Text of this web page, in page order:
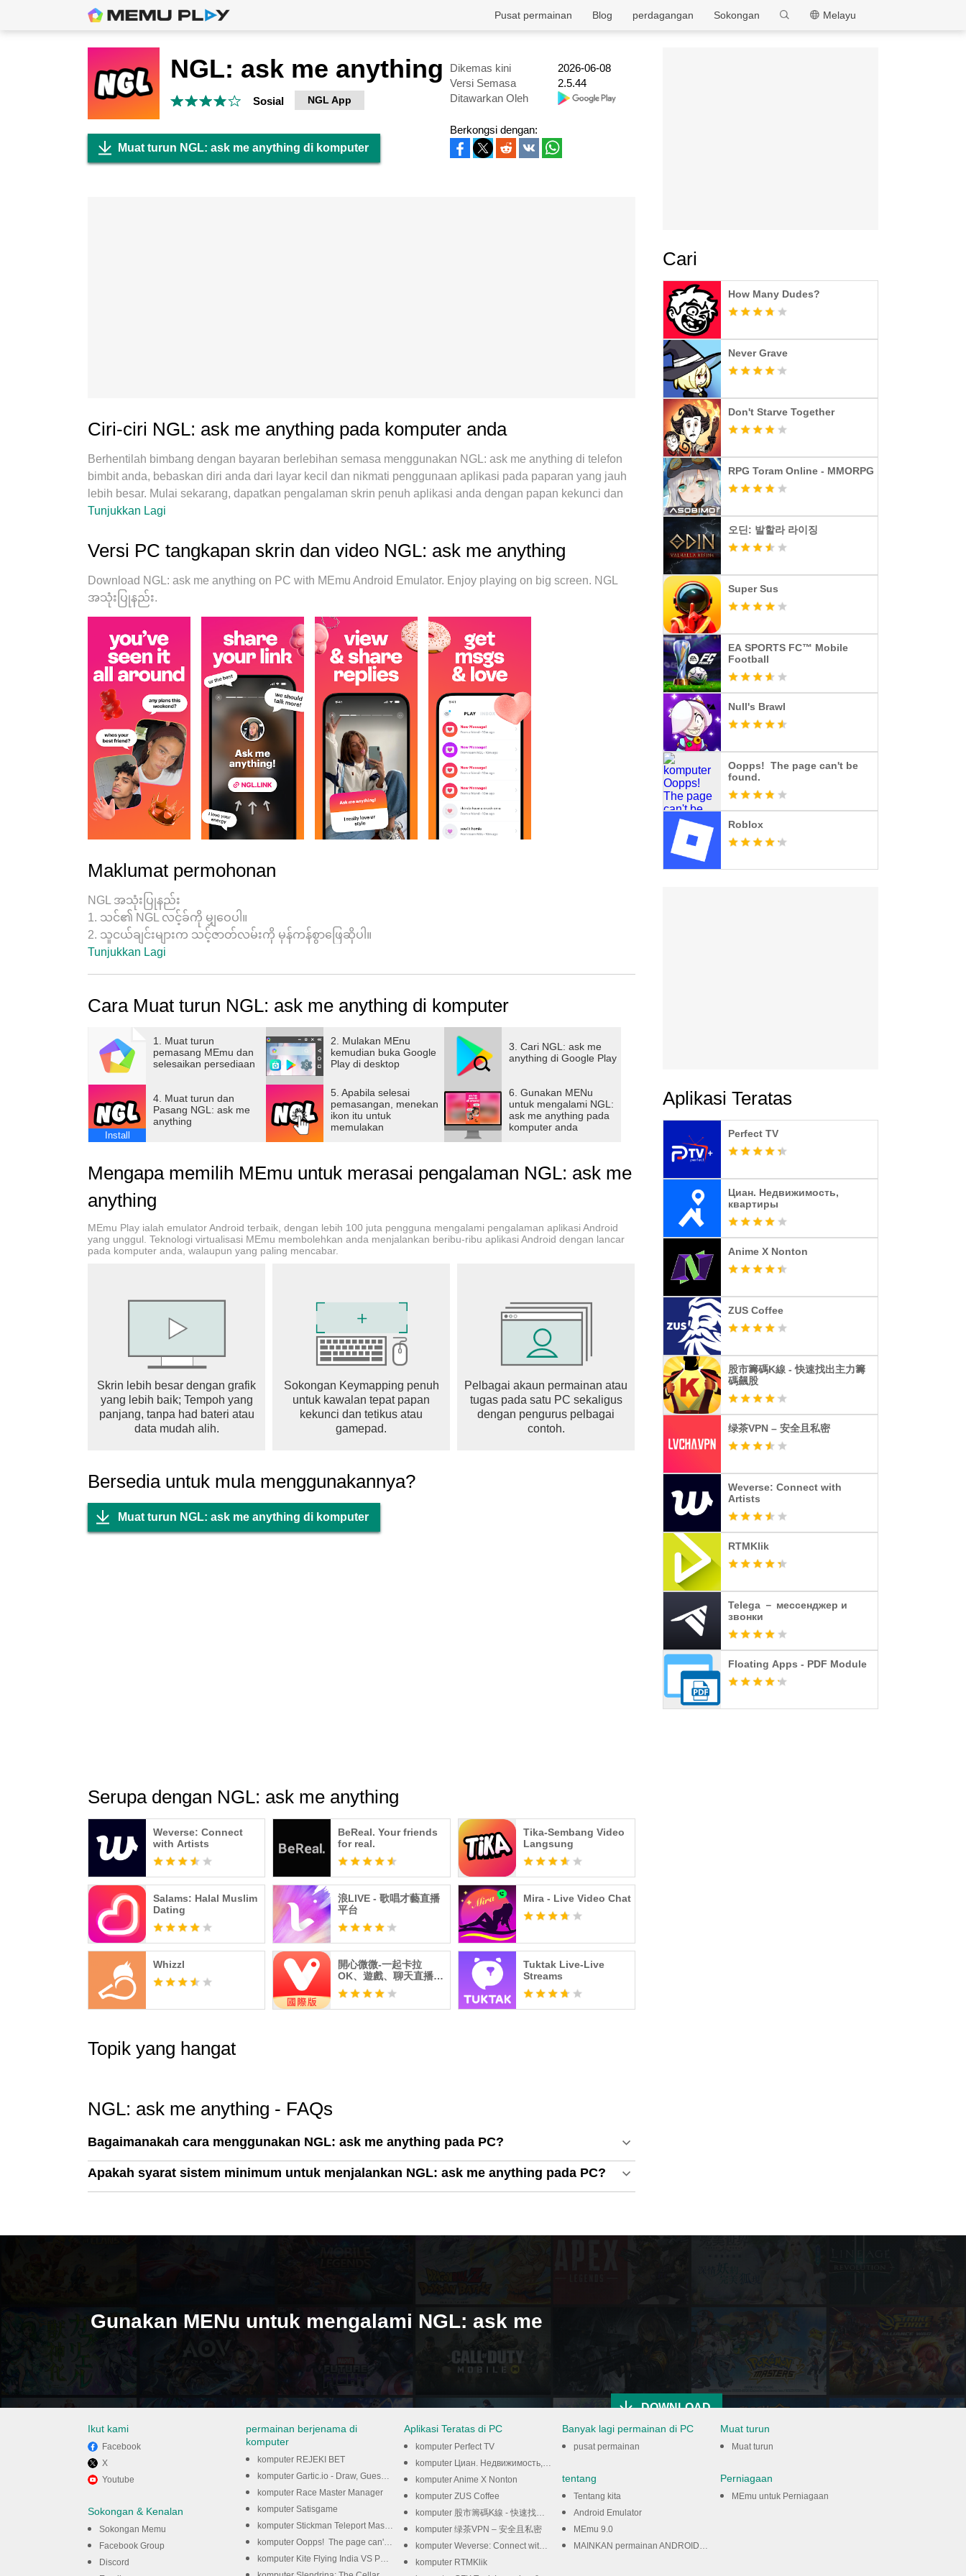
MEmu
Melayu
Sokongan
perdagangan
Blog
Pusat permainan
NGL: ask me anything
Sosial NGL App
Dikemas kini
2026-06-08
Versi Semasa
2.5.44
Ditawarkan Oleh
Muat turun NGL: ask me anything di komputer
Berkongsi dengan:
Ciri-ciri NGL: ask me anything pada komputer anda
Berhentilah bimbang dengan bayaran berlebihan semasa menggunakan NGL: ask me anything di telefon
bimbit anda, bebaskan diri anda dari layar kecil dan nikmati penggunaan aplikasi pada paparan yang jauh
lebih besar. Mulai sekarang, dapatkan pengalaman skrin penuh aplikasi anda dengan papan kekunci dan
tetikus. MEmu Play semua ciri mengejutkan yang anda harapkan: pemasangan cepat dan penyediaan
MEmu 9 yang baru adalah pilihan terbaik untuk menggunakan NGL: ask me anything di komputer anda.
Dikodkan dengan penyerapan kami, pengurus multi-instance menjadikan pembukaan 2 atau lebih akaun
pada masa yang sama mungkin. Dan yang paling penting, mesin emulasi eksklusif kami dapat melepaskan
potensi penuh PC anda, menjadikan semuanya lancar dan menyeronokkan.
Tunjukkan Lagi
Versi PC tangkapan skrin dan video NGL: ask me anything
Download NGL: ask me anything on PC with MEmu Android Emulator. Enjoy playing on big screen. NGL
အသုံးပြုနည်း.
Maklumat permohonan
NGL အသုံးပြုနည်း
1. သင်၏ NGL လင့်ခ်ကို မျှဝေပါ။
2. သူငယ်ချင်းများက သင့်ဇာတ်လမ်းကို မှန်ကန်စွာဖြေဆိုပါ။
3. NGL တွင် တုံ့ပြန်မှုများကို ရယူပါ။
မက်ဆေ့ချ်များကိုစကင်န်ဖတ်ရန်အတွက် ပထမဆုံးကာကွယ်ရေးလိုင်းအဖြစ် Hive Moderation ၏ အလိုအလျောက်
- Pro ဂိမ်းများသို့ သီးသန့်ဝင်ရောက်ခွင့်
- ၎င်းတို့၏ မက်ဆေ့ချ်တစ်ခုစီကို ပေးပို့ခဲ့သူအကြောင်း အရိပ်အမြွက်များ
- အင်္ဂါရပ်အသစ်များကို စောစောစီးစီးဝင်ရောက်ပါ။
NGL Pro သည် အခပေး သက်တမ်းတိုးနိုင်သော စာရင်းသွင်းမှုတစ်ခုဖြစ်သည်။
-
ဝန်ဆောင်မှုစည်းမျဉ်းများ- https://ngl.link/terms-of-service
Tunjukkan Lagi
Cara Muat turun NGL: ask me anything di komputer
1. Muat turun
pemasang MEmu dan
selesaikan persediaan
2. Mulakan MEnu
kemudian buka Google
Play di desktop
3. Cari NGL: ask me
anything di Google Play
Install
4. Muat turun dan
Pasang NGL: ask me
anything
5. Apabila selesai
pemasangan, menekan
ikon itu untuk
memulakan
6. Gunakan MENu
untuk mengalami NGL:
ask me anything pada
komputer anda
Mengapa memilih MEmu untuk merasai pengalaman NGL: ask me
anything
MEmu Play ialah emulator Android terbaik, dengan lebih 100 juta pengguna mengalami pengalaman aplikasi Android
yang unggul. Teknologi virtualisasi MEmu membolehkan anda menjalankan beribu-ribu aplikasi Android dengan lancar
pada komputer anda, walaupun yang paling mencabar.
Skrin lebih besar dengan grafik
yang lebih baik; Tempoh yang
panjang, tanpa had bateri atau
data mudah alih.
Sokongan Keymapping penuh
untuk kawalan tepat papan
kekunci dan tetikus atau
gamepad.
Pelbagai akaun permainan atau
tugas pada satu PC sekaligus
dengan pengurus pelbagai
contoh.
Bersedia untuk mula menggunakannya?
Muat turun NGL: ask me anything di komputer
Serupa dengan NGL: ask me anything
Weverse: Connect
with Artists
BeReal. Your friends
for real.
Tika-Sembang Video
Langsung
Salams: Halal Muslim
Dating
浪LIVE - 歌唱才藝直播
平台
Mira - Live Video Chat
Whizzl
開心微微-一起卡拉
OK、遊戲、聊天直播、
交友
Tuktak Live-Live
Streams
Topik yang hangat
NGL: ask me anything - FAQs
Bagaimanakah cara menggunakan NGL: ask me anything pada PC?
Apakah syarat sistem minimum untuk menjalankan NGL: ask me anything pada PC?
Cari
How Many Dudes?
Never Grave
Don't Starve Together
RPG Toram Online - MMORPG
오딘: 발할라 라이징
Super Sus
EA SPORTS FC™ Mobile
Football
Null's Brawl
Oopps! The page can't be
found.
Roblox
Aplikasi Teratas
Perfect TV
Циан. Недвижимость,
квартиры
Anime X Nonton
ZUS Coffee
股市籌碼K線 - 快速找出主力籌
碼飆股
绿茶VPN – 安全且私密
Weverse: Connect with
Artists
RTMKlik
Telega － мессенджер и
звонки
Floating Apps - PDF Module
Gunakan MENu untuk mengalami NGL: ask me
anything pada komputer anda
DOWNLOAD
Ikut kami
Facebook
X
Youtube
Sokongan & Kenalan
Sokongan Memu
Facebook Group
Discord
permainan berjenama di
komputer
komputer REJEKI BET
komputer Gartic.io - Draw, Guess, WIN
komputer Race Master Manager
komputer Satisgame
komputer Stickman Teleport Master 3D
komputer Oopps! The page can't be found.
komputer Kite Flying India VS Pakistan
Aplikasi Teratas di PC
komputer Perfect TV
komputer Циан. Недвижимость, квартиры
komputer Anime X Nonton
komputer ZUS Coffee
komputer 股市籌碼K線 - 快速找出主力籌碼飆股
komputer 绿茶VPN – 安全且私密
komputer Weverse: Connect with Artists
komputer RTMKlik
Banyak lagi permainan di PC
pusat permainan
tentang
Tentang kita
Android Emulator
MEmu 9.0
MAINKAN permainan ANDROID PADA KOMPUTER
Muat turun
Muat turun
Perniagaan
MEmu untuk Perniagaan